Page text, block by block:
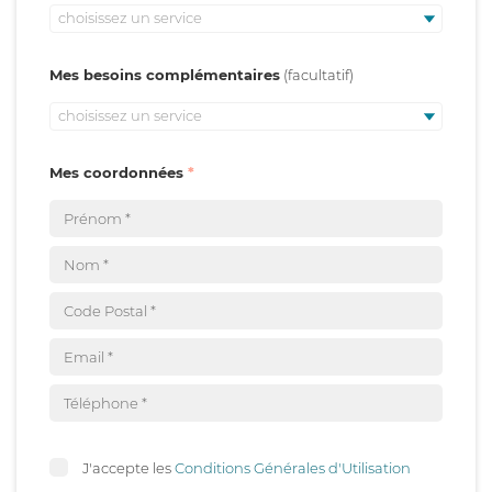
choisissez un service
Mes besoins complémentaires
choisissez un service
Mes coordonnées
J'accepte lesConditions Générales d'Utilisation